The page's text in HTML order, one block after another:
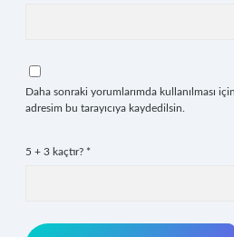
Daha sonraki yorumlarımda kullanılması
adresim bu tarayıcıya kaydedilsin.
5 + 3 kaçtır? *